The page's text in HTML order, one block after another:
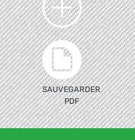
SAUVEGARDER
PDF